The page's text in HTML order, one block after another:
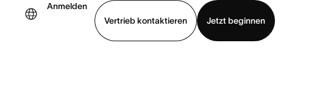
Anmelden
Vertrieb kontaktieren
Jetzt beginnen